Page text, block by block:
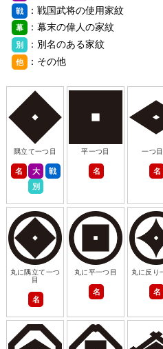
戦 ：戦国武将の使用家紋
幕 ：幕末の偉人の家紋
別 ：別名のある家紋
他 ：その他
隅立て一つ目
名 大
戦
別
平一つ目
名
一つ
名
丸に隅立て一つ
目
名
丸に平一つ目
名
丸に反り
名